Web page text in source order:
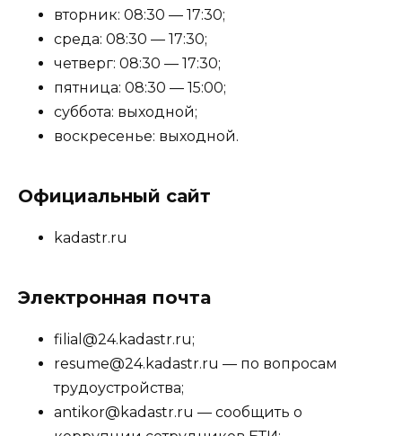
вторник: 08:30 — 17:30;
среда: 08:30 — 17:30;
четверг: 08:30 — 17:30;
пятница: 08:30 — 15:00;
суббота: выходной;
воскресенье: выходной.
Официальный сайт
kadastr.ru
Электронная почта
filial@24.kadastr.ru;
resume@24.kadastr.ru — по вопросам
трудоустройства;
antikor@kadastr.ru — сообщить о